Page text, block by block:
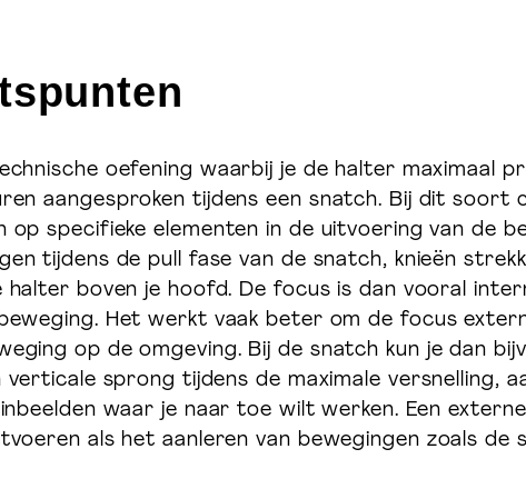
oefening waarbij je de halter maximaal
aangesproken tijdens een snatch. Bij dit soort
op specifieke elementen in de uitvoering van de
tijdens de pull fase van de snatch, knieën
halter boven je hoofd. De focus is dan vooral
Het werkt vaak beter om de focus
op de omgeving. Bij de snatch kun je dan
sprong tijdens de maximale versnelling,
waar je naar toe wilt werken. Een
als het aanleren van bewegingen zoals de